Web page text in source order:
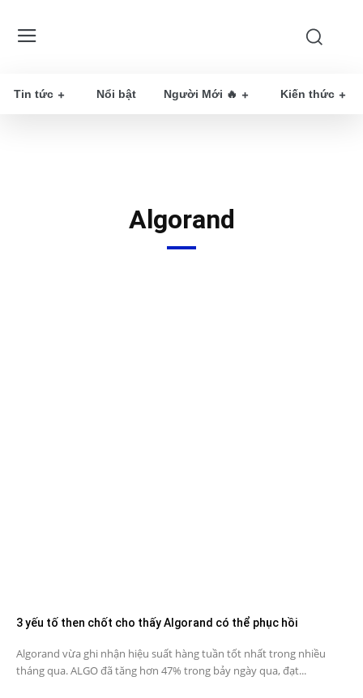
Tin tức Nổi bật Người Mới 🔥 Kiến thức
Algorand
3 yếu tố then chốt cho thấy Algorand có thể phục hồi
Algorand vừa ghi nhận hiệu suất hàng tuần tốt nhất trong nhiều
tháng qua. ALGO đã tăng hơn 47% trong bảy ngày qua, đạt...